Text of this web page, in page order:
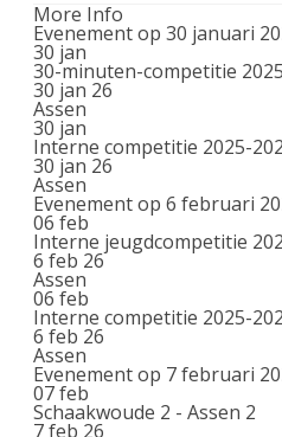
More Info
Evenement op 30 januari
30 jan
30-minuten-competitie
30 jan 26
Assen
30 jan
Interne competitie 2025-
30 jan 26
Assen
Evenement op 6 februari
06 feb
Interne jeugdcompetitie
6 feb 26
Assen
06 feb
Interne competitie 2025-
6 feb 26
Assen
Evenement op 7 februari
07feb
Schaakwoude 2 - Assen 2
7 feb 26